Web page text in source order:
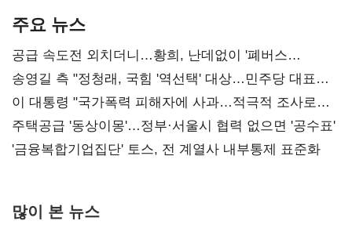
주요 뉴스
공급 속도전 외치더니…황희, 난데없이 '폐버스
리모델링' 제안
송영길 측 "정청래, 국힘 '역선택' 대상…민주당 대표로
총선 지휘 못해"
이 대통령 "국가폭력 피해자에 사과…적극적 조사로
진실 밝혀야"
주택공급 '동상이몽'…정부·서울시 협력 없으면 '공수표'
'금융복합기업집단' 토스, 전 계열사 내부통제 표준화
많이 본 뉴스